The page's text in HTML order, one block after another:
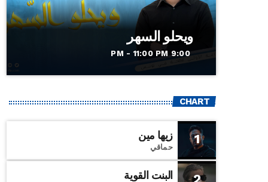
ويحلو السهر
9:00 PM - 11:00 PM
CHART
1 زيها مين
حماقي
2 البنت القوية